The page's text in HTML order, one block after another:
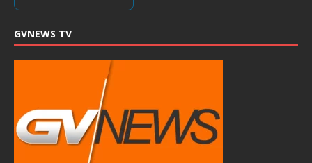
GVNEWS TV